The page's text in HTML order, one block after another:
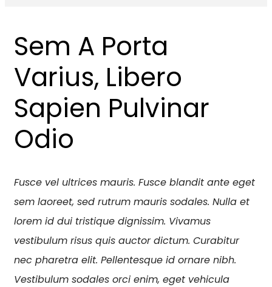
Sem A Porta
Varius, Libero
Sapien Pulvinar
Odio
Fusce vel ultrices mauris. Fusce blandit ante eget
sem laoreet, sed rutrum mauris sodales. Nulla et
lorem id dui tristique dignissim. Vivamus
vestibulum risus quis auctor dictum. Curabitur
nec pharetra elit. Pellentesque id ornare nibh.
Vestibulum sodales orci enim, eget vehicula